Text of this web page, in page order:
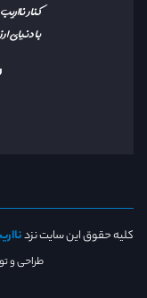
کنار
با دنیای
کلیه حقوق این سایت نزد
طراحی و